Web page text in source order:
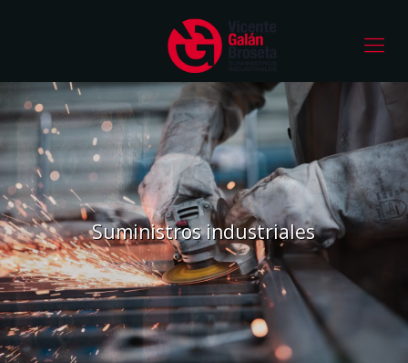
Suministros industriales